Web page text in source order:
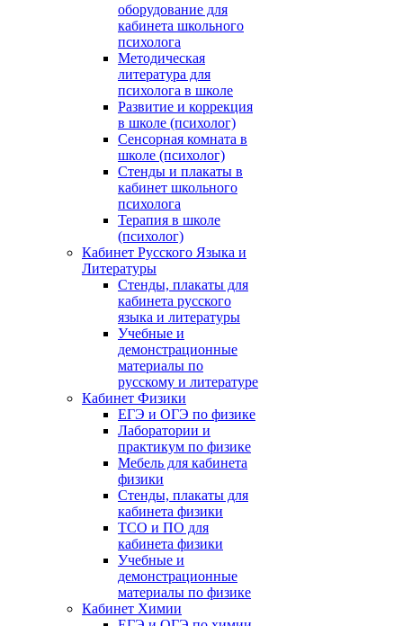
оборудование для
кабинета школьного
психолога
Методическая
литература для
психолога в школе
Развитие и коррекция
в школе (психолог)
Сенсорная комната в
школе (психолог)
Стенды и плакаты в
кабинет школьного
психолога
Терапия в школе
(психолог)
Кабинет Русского Языка и
Литературы
Стенды, плакаты для
кабинета русского
языка и литературы
Учебные и
демонстрационные
материалы по
русскому и литературе
Кабинет Физики
ЕГЭ и ОГЭ по физике
Лаборатории и
практикум по физике
Мебель для кабинета
физики
Стенды, плакаты для
кабинета физики
ТСО и ПО для
кабинета физики
Учебные и
демонстрационные
материалы по физике
Кабинет Химии